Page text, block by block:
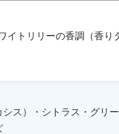
トリリーの香調（香り
ス）・シトラス・グリ